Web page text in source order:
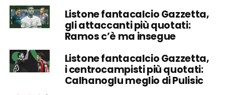
Listone fantacalcio Gazzetta,
gli attaccanti più quotati:
Ramos c’è ma insegue
Listone fantacalcio Gazzetta,
i centrocampisti più quotati:
Calhanoglu meglio di Pulisic